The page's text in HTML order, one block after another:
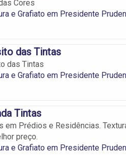
Cores
e Grafiato em Presidente
das Tintas
das Tintas
e Grafiato em Presidente
Tintas
em Prédios e Residências.
preço.
e Grafiato em Presidente